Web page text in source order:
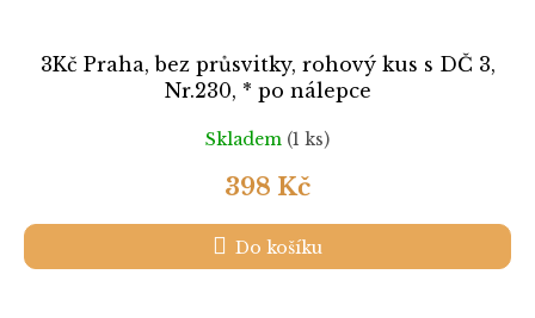
3Kč Praha, bez průsvitky, rohový kus s DČ 3,
Nr.230, * po nálepce
Skladem (1 ks)
398 Kč
Do košíku